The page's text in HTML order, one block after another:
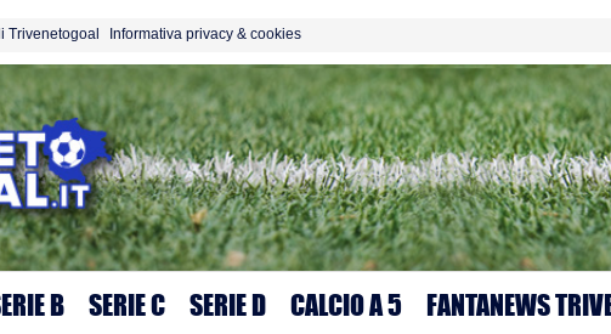
Trivenetogoal Informativa privacy & cookies
B SERIE C SERIE D CALCIO A 5 FANTANEWS